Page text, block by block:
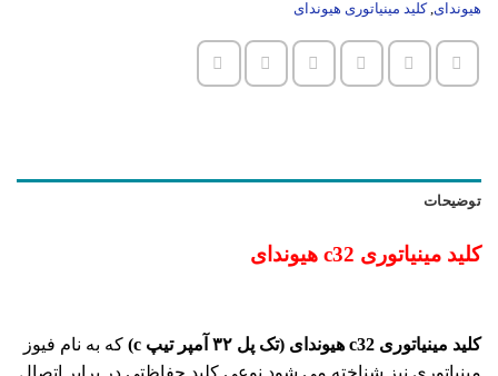
هیوندای, کلید مینیاتوری هیوندای
توضیحات
کلید مینیاتوری c32 هیوندای
کلید مینیاتوری c32 هیوندای (تک پل ۳۲ آمپر تیپ c)
که به نام فیوز
مینیاتوری نیز شناخته می شود نوعی کلید حفاظتی در برابر اتصال